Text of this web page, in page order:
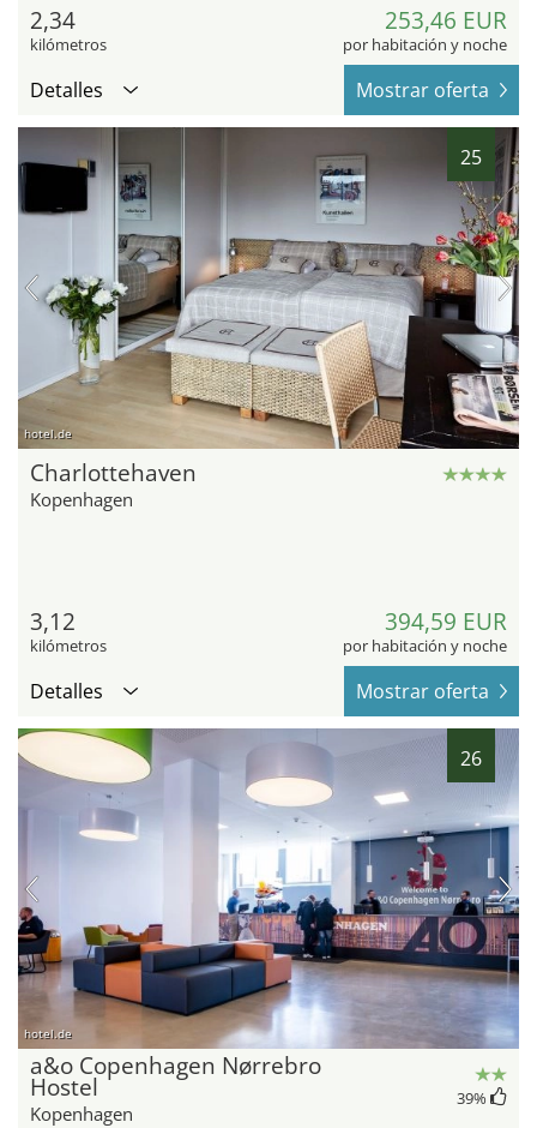
2,34
kilómetros
253,46 EUR
por habitación y noche
Detalles Mostrar oferta
25
hotel.de
Charlottehaven
Kopenhagen
3,12
kilómetros
394,59 EUR
por habitación y noche
Detalles Mostrar oferta
26
hotel.de
a&o Copenhagen Nørrebro
Hostel
Kopenhagen
39%